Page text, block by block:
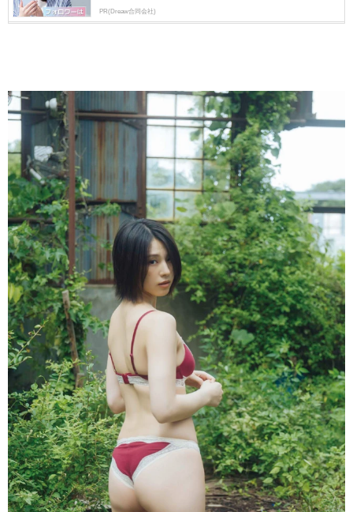
PR(Dreaw合同会社)